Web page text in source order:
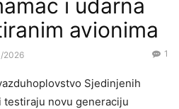
i udarna
avionima
2026 1
Sjedinjenih
testiraju novu generaciju